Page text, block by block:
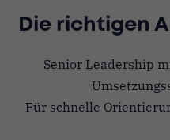
Die richtigen
Senior Leadership
Für schnelle